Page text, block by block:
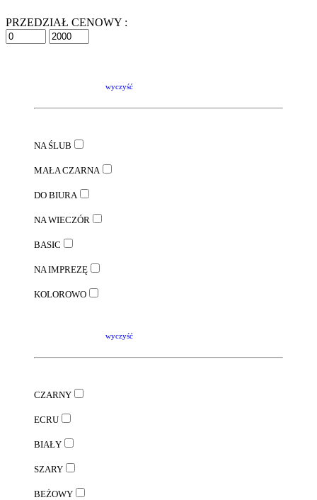
PRZEDZIAŁ CENOWY :
wyczyść
NA ŚLUB
MAŁA CZARNA
DO BIURA
NA WIECZÓR
BASIC
NA IMPREZĘ
KOLOROWO
wyczyść
CZARNY
ECRU
BIAŁY
SZARY
BEŻOWY